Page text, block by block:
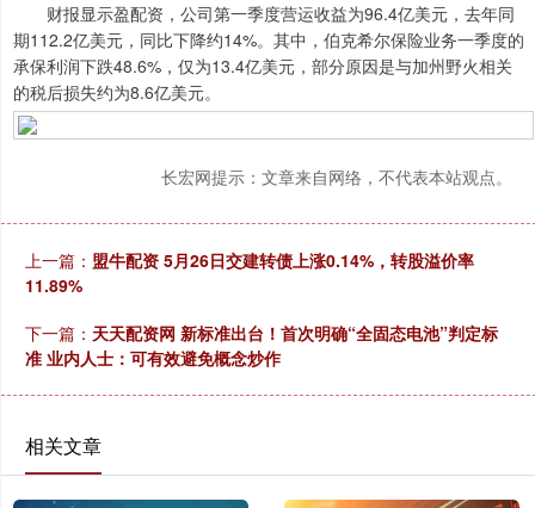
财报显示盈配资，公司第一季度营运收益为96.4亿美元，去年同
期112.2亿美元，同比下降约14%。其中，伯克希尔保险业务一季度的
承保利润下跌48.6%，仅为13.4亿美元，部分原因是与加州野火相关
的税后损失约为8.6亿美元。
长宏网提示：文章来自网络，不代表本站观点。
上一篇： 盟牛配资 5月26日交建转债上涨0.14%，转股溢价率
11.89%
下一篇： 天天配资网 新标准出台！首次明确“全固态电池”判定标
准 业内人士：可有效避免概念炒作
相关文章